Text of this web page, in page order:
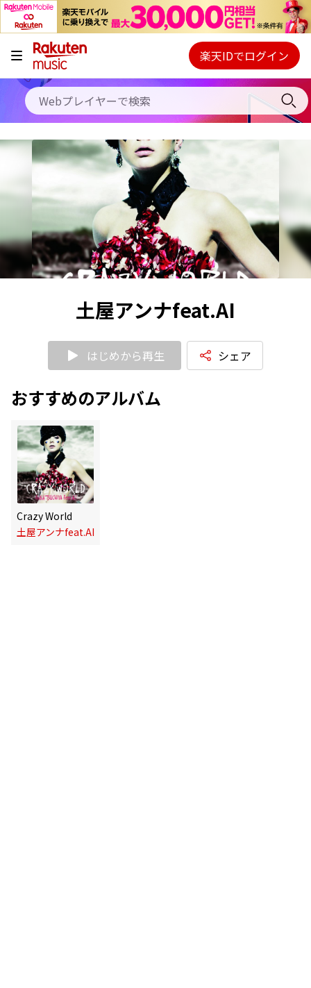
キャンペーン
料金プラン
使い方
初回30日間無料お試し
Webプレイヤー
ご契約内容の確認・変更
楽天IDでログイン
土屋アンナfeat.AI
はじめから再生 シェア
おすすめのアルバム
Crazy World
土屋アンナfeat.AI